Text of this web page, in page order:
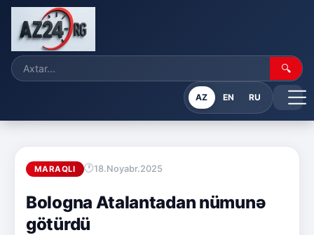
🔍
AZ EN RU
MARAQLI 18.Noyabr.2025
Bologna Atalantadan nümunə
götürdü